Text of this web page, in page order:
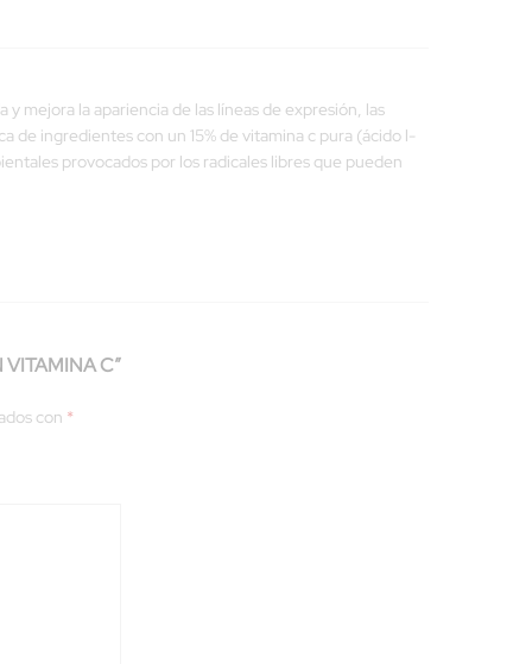
mejora la apariencia de las líneas de expresión, las
de ingredientes con un 15% de vitamina c pura (ácido l-
provocados por los radicales libres que pueden
VITAMINA C”
con *